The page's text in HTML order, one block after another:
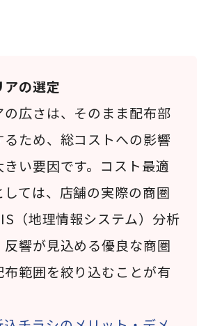
の選定
の広さは、そのまま配布部
ため、総コストへの影響
い要因です。コスト最適
ては、店舗の実際の商圏
（地理情報システム）分析
反響が見込める優良な商圏
範囲を絞り込むことが有